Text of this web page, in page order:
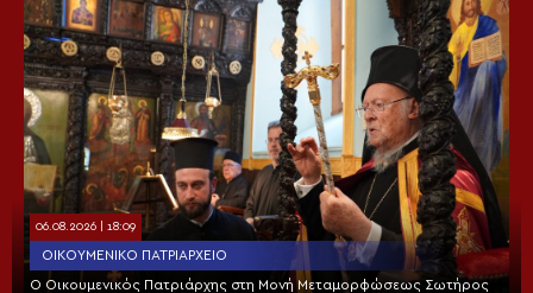
06.08.2026 | 18:09
ΟΙΚΟΥΜΕΝΙΚΌ ΠΑΤΡΙΑΡΧΕΊΟ
Ο Οικουμενικός Πατριάρχης στη Μονή Μεταμορφώσεως Σωτήρος